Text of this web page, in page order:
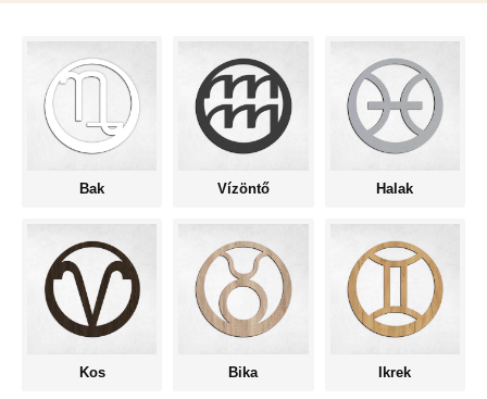
Bak Vízöntő Halak
Kos Bika Ikrek